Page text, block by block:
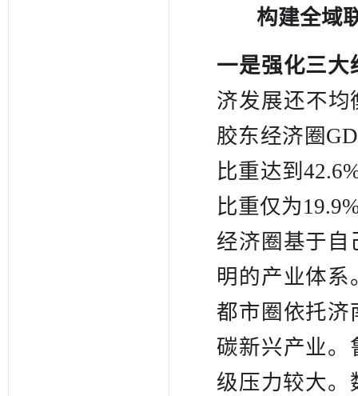
构建全域
一是强化三大
济发展还不均
胶东经济圈
比重达到
比重仅为
经济圈基于自
明的产业体
都市圈依托济
碳新兴产业。
级压力较大。